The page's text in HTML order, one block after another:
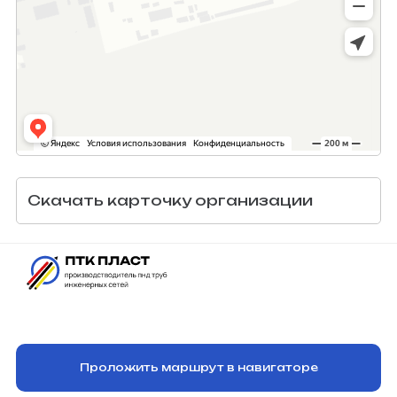
Скачать карточку организации
Проложить маршрут в навигаторе